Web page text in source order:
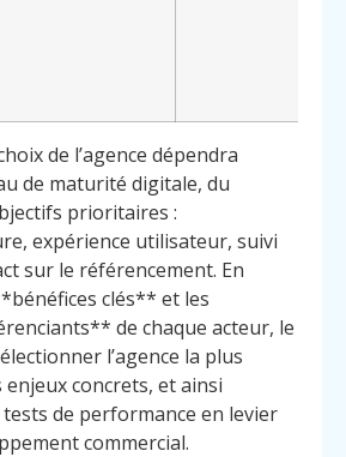
de l’agence dépendra
de maturité digitale, du
prioritaires :
expérience utilisateur, suivi
sur le référencement. En
clés** et les
de chaque acteur, le
l’agence la plus
enjeux concrets, et ainsi
de performance en levier
commercial.